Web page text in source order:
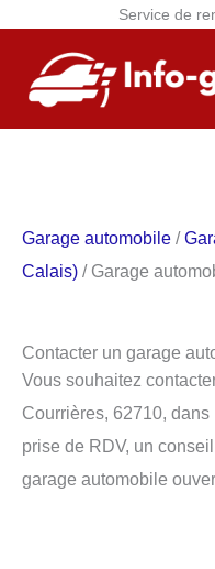
Service de
contenu
Garage automobile /
Calais) / Garage
Contacter un garage
Vous souhaitez
Courrières, 62710,
prise de RDV, un
garage automobile